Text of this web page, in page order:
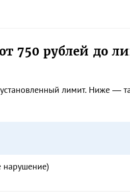
750 рублей до
лимит. Ниже —
нарушение)